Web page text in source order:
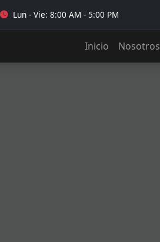
Lun - Vie: 8:00 AM - 5:00 PM
Inicio Nosotros